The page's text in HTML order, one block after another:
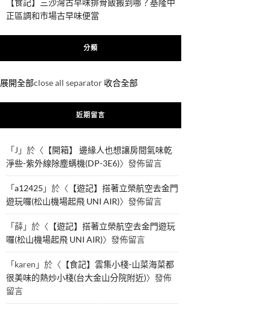
【食記】三沙灣古早味排骨飯搬到哪？基隆中
正區調和市場古早味便當
分類
展開全部close all separator 收合全部
近期留言
「J 」於〈 【開箱】 邊緣人也想讓房間氣味乾
淨些-紫外線除塵螨機(DP-3E6)〉發佈留言
「a12425 」於〈 【遊記】搭著立榮航空去金門
遊玩囉(松山機場起飛 UNI AIR)〉發佈留言
「薛」於〈 【遊記】搭著立榮航空去金門遊玩
囉(松山機場起飛 UNI AIR)〉發佈留言
「karen 」於〈 【食記】雲集小棧-山菜海菜都
很美味的熱炒小棧(台大金山分院附近)〉發佈
留言